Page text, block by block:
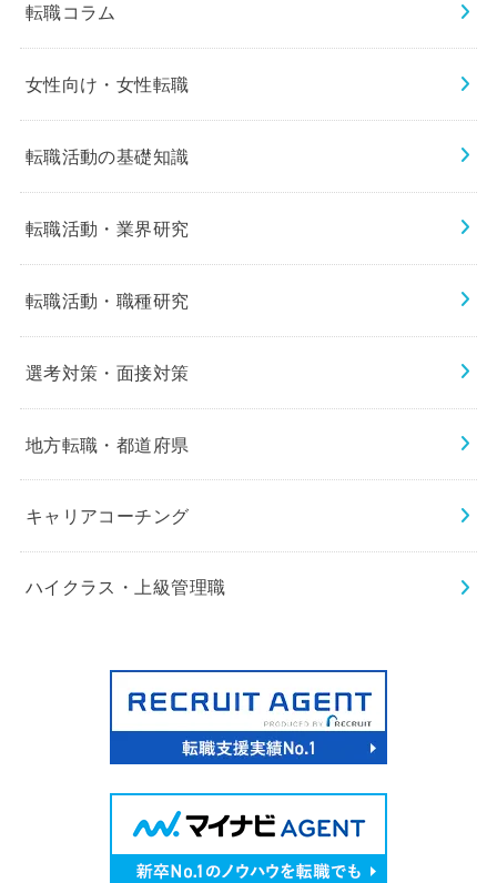
転職コラム
女性向け・女性転職
転職活動の基礎知識
転職活動・業界研究
転職活動・職種研究
選考対策・面接対策
地方転職・都道府県
キャリアコーチング
ハイクラス・上級管理職